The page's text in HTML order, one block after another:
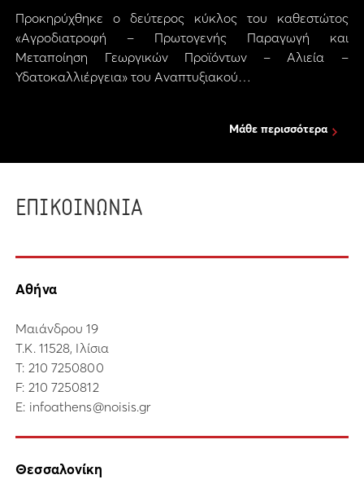
Προκηρύχθηκε ο δεύτερος κύκλος του καθεστώτος
«Αγροδιατροφή – Πρωτογενής Παραγωγή και
Μεταποίηση Γεωργικών Προϊόντων – Αλιεία –
Υδατοκαλλιέργεια» του Αναπτυξιακού…
Μάθε περισσότερα
ΕΠΙΚΟΙΝΩΝΙΑ
Αθήνα
Μαιάνδρου 19
Τ.Κ. 11528, Ιλίσια
Τ: 210 7250800
F: 210 7250812
E: infoathens@noisis.gr
Θεσσαλονίκη